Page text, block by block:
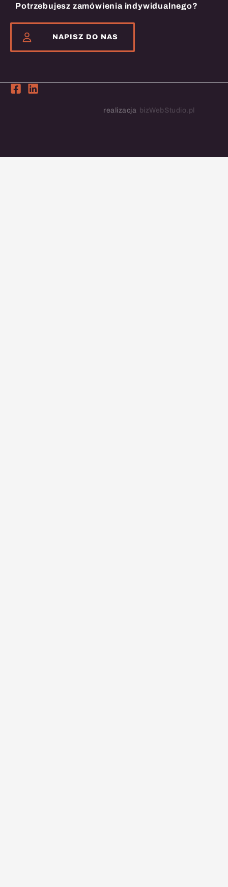
Potrzebujesz zamówienia indywidualnego?
NAPISZ DO NAS
realizacja bizWebStudio.pl